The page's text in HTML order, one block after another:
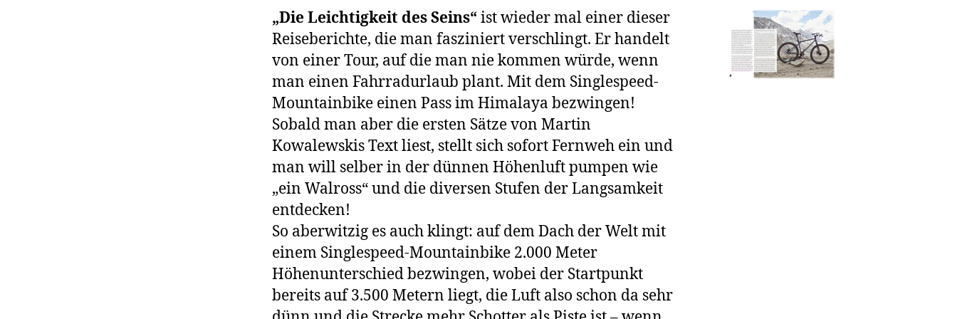
„Die Leichtigkeit des Seins“ist wieder mal einer dieser
Reiseberichte, die man fasziniert verschlingt. Er handelt
von einer Tour, auf die man nie kommen würde, wenn
man einen Fahrradurlaub plant. Mit dem Singlespeed-
Mountainbike einen Pass im Himalaya bezwingen!
Sobald man aber die ersten Sätze von Martin
Kowalewskis Text liest, stellt sich sofort Fernweh ein und
man will selber in der dünnen Höhenluft pumpen wie
„ein Walross“ und die diversen Stufen der Langsamkeit
entdecken!
So aberwitzig es auch klingt: auf dem Dach der Welt mit
einem Singlespeed-Mountainbike 2.000 Meter
Höhenunterschied bezwingen, wobei der Startpunkt
bereits auf 3.500 Metern liegt, die Luft also schon da sehr